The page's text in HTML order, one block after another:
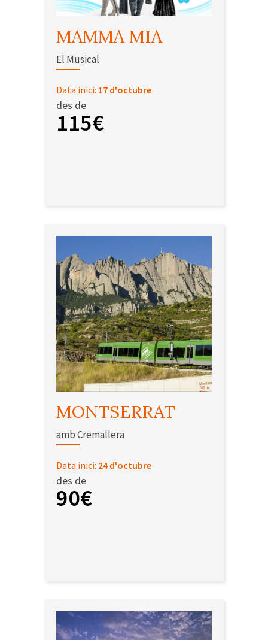
MAMMA MIA
El Musical
Data inici: 17 d'octubre
des de
115€
MONTSERRAT
amb Cremallera
Data inici: 24 d'octubre
des de
90€